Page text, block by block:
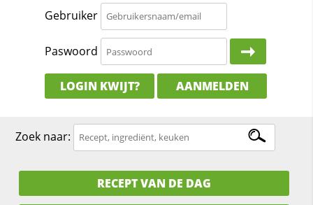
Gebruiker
Paswoord
LOGIN KWIJT? AANMELDEN
Zoek naar:
RECEPT VAN DE DAG